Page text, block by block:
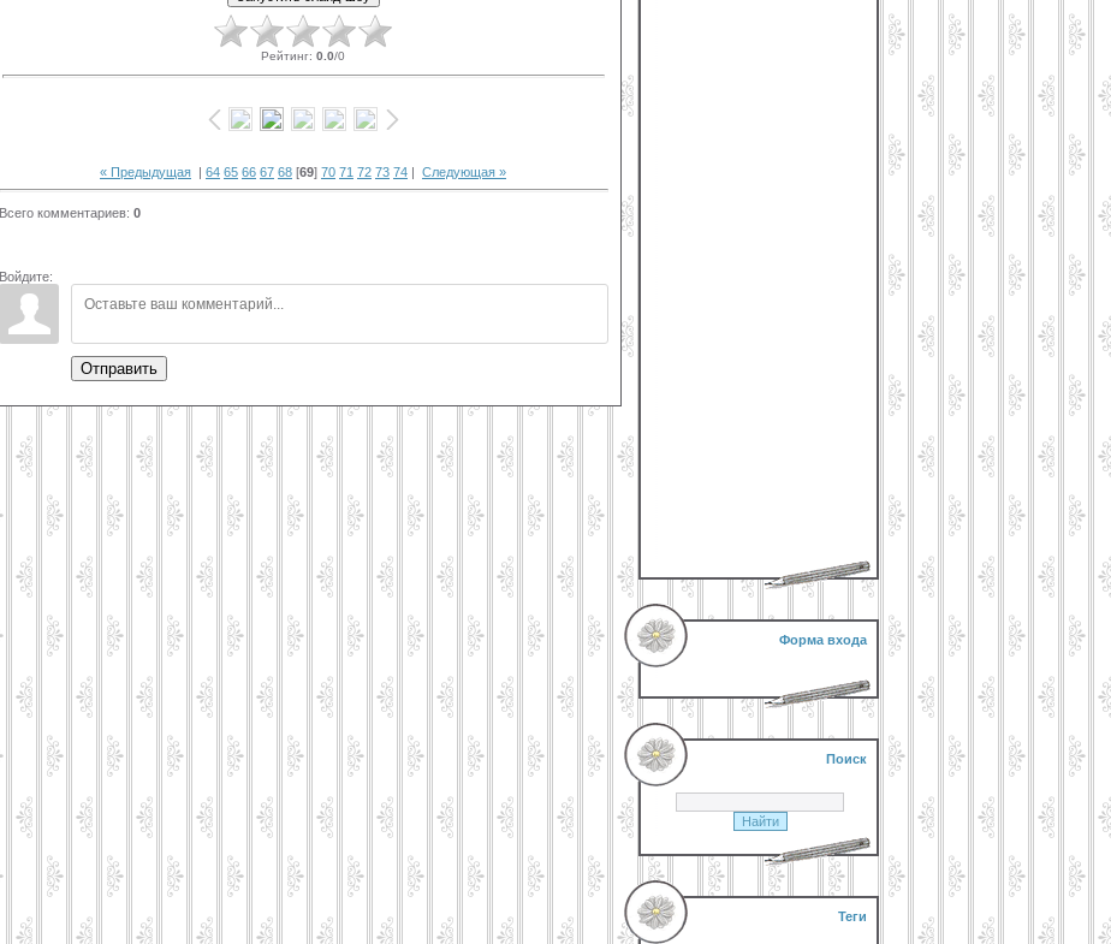
Рейтинг: 0.0/0
« Предыдущая | 64 65 66 67 68 [69] 70 71 72 73 74 | Следующая »
Всего комментариев: 0
Войдите:
Отправить
Форма входа
Поиск
Теги